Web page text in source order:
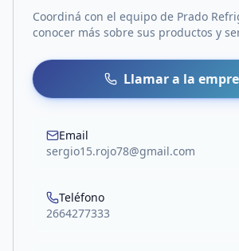
Coordiná con el equipo de Prado
conocer más sobre sus productos y
Llamar a la
Email
sergio15.rojo78@gmail.com
Teléfono
2664277333